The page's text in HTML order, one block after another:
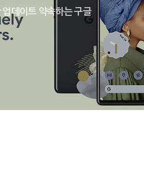
데이트 약속하는 구글